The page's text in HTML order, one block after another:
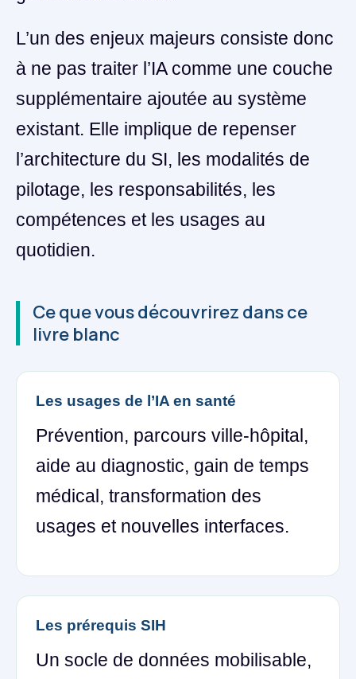
L’un des enjeux majeurs consiste donc
à ne pas traiter l’IA comme une couche
supplémentaire ajoutée au système
existant. Elle implique de repenser
l’architecture du SI, les modalités de
pilotage, les responsabilités, les
compétences et les usages au
quotidien.
Ce que vous découvrirez dans ce
livre blanc
Les usages de l’IA en santé
Prévention, parcours ville-hôpital,
aide au diagnostic, gain de temps
médical, transformation des
usages et nouvelles interfaces.
Les prérequis SIH
Un socle de données mobilisable,